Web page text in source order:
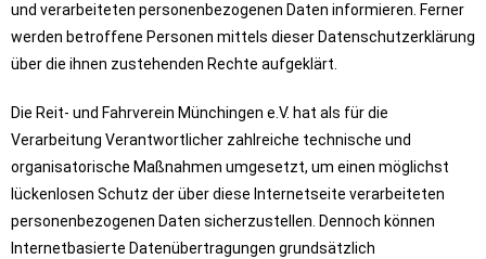
und verarbeiteten personenbezogenen Daten informieren. Ferner
werden betroffene Personen mittels dieser Datenschutzerklärung
über die ihnen zustehenden Rechte aufgeklärt.
Die Reit- und Fahrverein Münchingen e.V. hat als für die
Verarbeitung Verantwortlicher zahlreiche technische und
organisatorische Maßnahmen umgesetzt, um einen möglichst
lückenlosen Schutz der über diese Internetseite verarbeiteten
personenbezogenen Daten sicherzustellen. Dennoch können
Internetbasierte Datenübertragungen grundsätzlich